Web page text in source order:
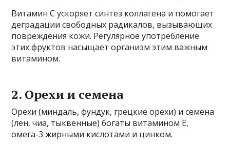
Витамин С ускоряет синтез коллагена и помогает
деградации свободных радикалов, вызывающих
повреждения кожи. Регулярное употребление
этих фруктов насыщает организм этим важным
витамином.
2. Орехи и семена
Орехи (миндаль, фундук, грецкие орехи) и семена
(лен, чиа, тыквенные) богаты витамином Е,
омега-3 жирными кислотами и цинком.